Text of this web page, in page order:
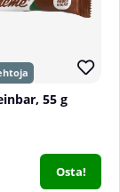
55 g
Osta!